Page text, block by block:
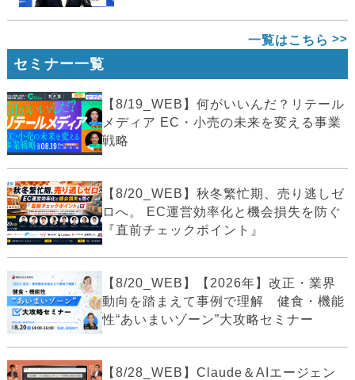
一覧はこちら
セミナー一覧
【8/19_WEB】何がいいんだ？リテール
メディア EC・小売の未来を変える事業
戦略
【8/20_WEB】秋冬繁忙期、売り逃しゼ
ロへ。 EC運営効率化と機会損失を防ぐ
『直前チェックポイント』
【8/20_WEB】【2026年】改正・業界
動向を踏まえて事例で理解 健食・機能
性“あいまいゾーン”大攻略セミナー
【8/28_WEB】Claude＆AIエージェン